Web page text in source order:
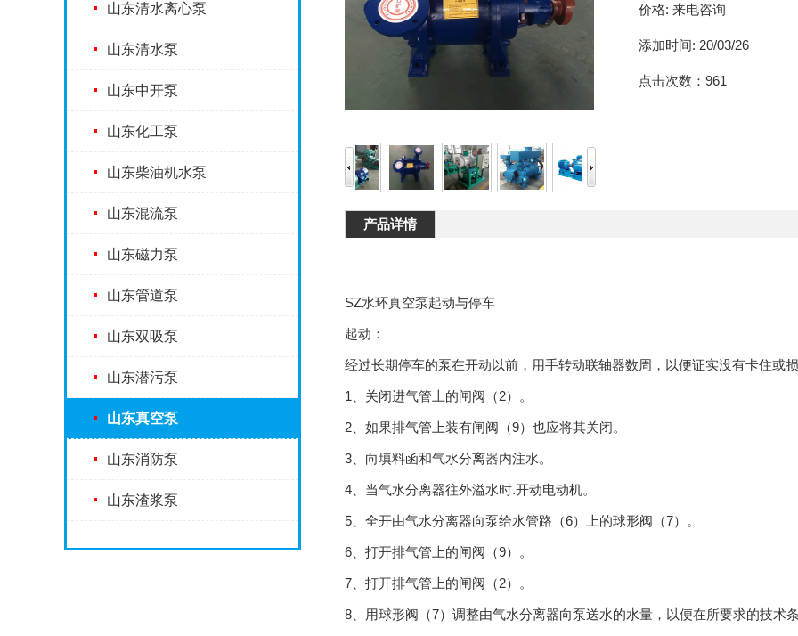
山东清水离心泵
山东清水泵
山东中开泵
山东化工泵
山东柴油机水泵
山东混流泵
山东磁力泵
山东管道泵
山东双吸泵
山东潜污泵
山东真空泵
山东消防泵
山东渣浆泵
价格: 来电咨询
添加时间: 20/03/26
点击次数： 961
产品详情
SZ水环真空泵起动与停车
起动：
经过长期停车的泵在开动以前，用手转动联轴器数周，以便证实没有卡住或
1、关闭进气管上的闸阀（2）。
2、如果排气管上装有闸阀（9）也应将其关闭。
3、向填料函和气水分离器内注水。
4、当气水分离器往外溢水时.开动电动机。
5、全开由气水分离器向泵给水管路（6）上的球形阀（7）。
6、打开排气管上的闸阀（9）。
7、打开排气管上的闸阀（2）。
8、用球形阀（7）调整由气水分离器向泵送水的水量，以便在所要求的技术